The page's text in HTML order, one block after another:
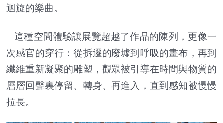
迴旋的樂曲。
這種空間體驗讓展覽超越了作品的陳列，更像一
次感官的穿行：從拆遷的廢墟到呼吸的畫布，再到
纖維重新凝聚的雕塑，觀眾被引導在時間與物質的
層層回聲裏停留、轉身、再進入，直到感知被慢慢
拉長。